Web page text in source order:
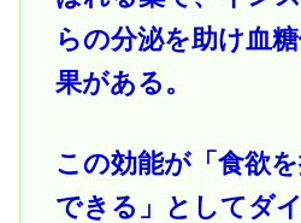
らの分泌を助け血
果がある。
この効能が「食欲
できる」としてダ